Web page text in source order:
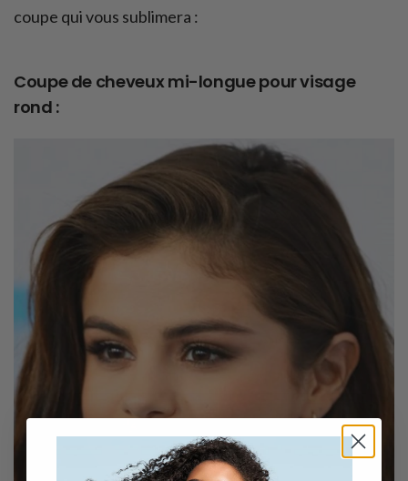
coupe qui vous sublimera :
Coupe de cheveux mi-longue pour visage
rond :